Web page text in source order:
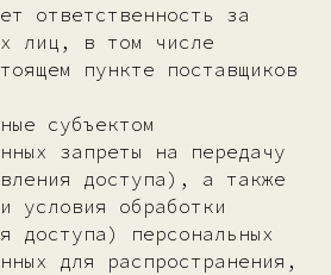
ответственность за
лиц, в том числе
пункте поставщиков
субъектом
запреты на передачу
доступа), а также
условия обработки
доступа) персональных
для распространения,